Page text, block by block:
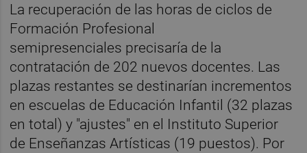
La recuperación de las horas de ciclos de
Formación Profesional
semipresenciales precisaría de la
contratación de 202 nuevos docentes. Las
plazas restantes se destinarían incrementos
en escuelas de Educación Infantil (32 plazas
en total) y "ajustes" en el Instituto Superior
de Enseñanzas Artísticas (19 puestos). Por